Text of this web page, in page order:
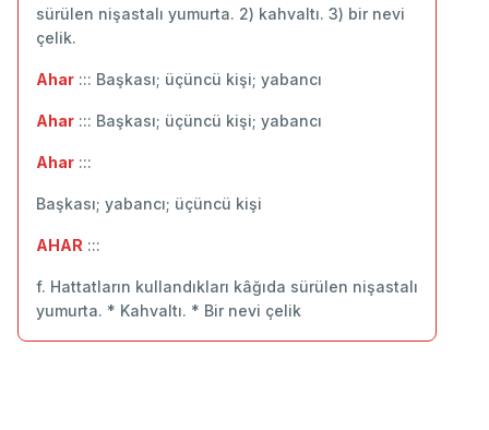
sürülen nişastalı yumurta. 2) kahvaltı. 3) bir nevi
çelik.
Ahar ::: Başkası; üçüncü kişi; yabancı
Ahar ::: Başkası; üçüncü kişi; yabancı
Ahar :::
Başkası; yabancı; üçüncü kişi
AHAR :::
f. Hattatların kullandıkları kâğıda sürülen nişastalı
yumurta. * Kahvaltı. * Bir nevi çelik